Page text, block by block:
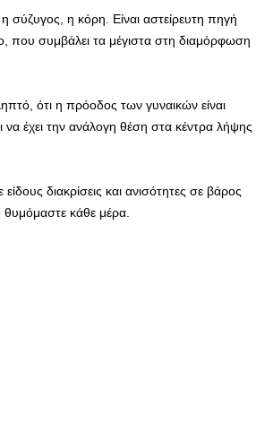
σύζυγος, η κόρη. Είναι αστείρευτη πηγή
συμβάλει τα μέγιστα στη διαμόρφωση
ότι η πρόοδος των γυναικών είναι
να έχει την ανάλογη θέση στα κέντρα λήψης
διακρίσεις και ανισότητες σε βάρος
θυμόμαστε κάθε μέρα.